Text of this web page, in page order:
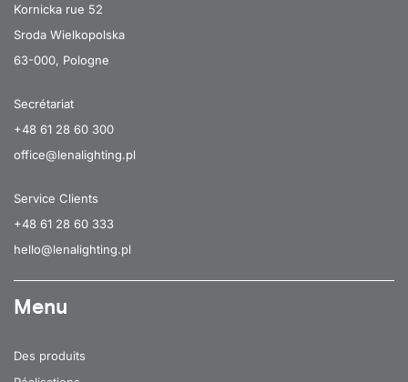
Kornicka rue 52
Sroda Wielkopolska
63-000, Pologne
Secrétariat
+48 61 28 60 300
office@lenalighting.pl
Service Clients
+48 61 28 60 333
hello@lenalighting.pl
Menu
Des produits